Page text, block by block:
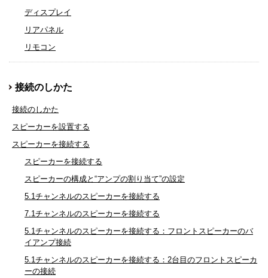
ディスプレイ
リアパネル
リモコン
接続のしかた
接続のしかた
スピーカーを設置する
スピーカーを接続する
スピーカーを接続する
スピーカーの構成と“アンプの割り当て”の設定
5.1チャンネルのスピーカーを接続する
7.1チャンネルのスピーカーを接続する
5.1チャンネルのスピーカーを接続する：フロントスピーカーのバ
イアンプ接続
5.1チャンネルのスピーカーを接続する：2台目のフロントスピーカ
ーの接続